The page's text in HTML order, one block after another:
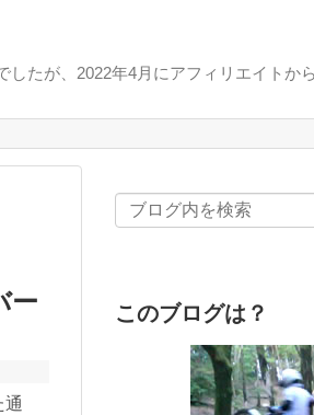
たが、2022年4月にアフィリエイトか
ー
通
このブログは？